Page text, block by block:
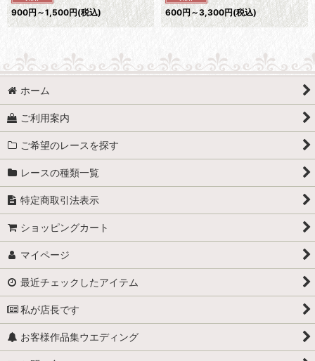
900円～1,500円(税込) 600円～3,300円(税込)
ホーム
ご利用案内
ご希望のレースを探す
レースの種類一覧
特定商取引法表示
ショッピングカート
マイページ
最近チェックしたアイテム
私が店長です
お客様作品集ウエディング